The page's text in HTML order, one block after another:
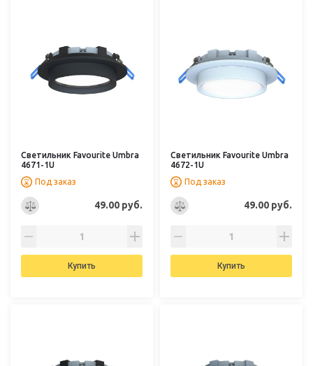
Светильник Favourite Umbra
4671-1U
Под заказ
49.00 руб.
Купить
Светильник Favourite Umbra
4672-1U
Под заказ
49.00 руб.
Купить